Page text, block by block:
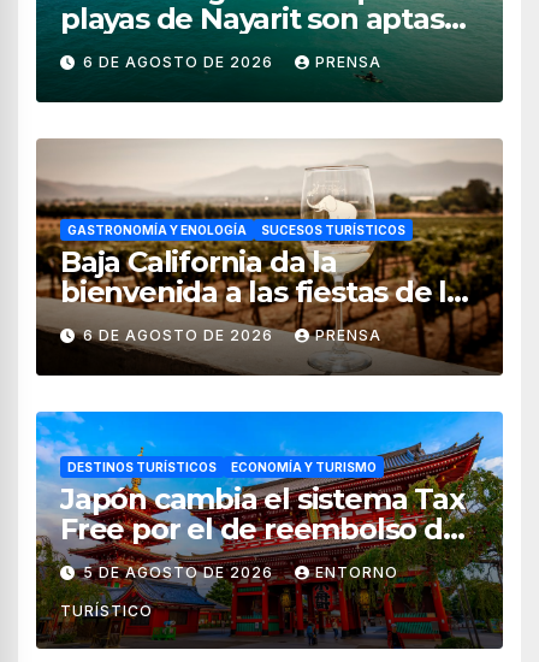
playas de Nayarit son aptas
para uso recreativo
6 DE AGOSTO DE 2026 PRENSA
GASTRONOMÍA Y ENOLOGÍA SUCESOS TURÍSTICOS
Baja California da la
bienvenida a las fiestas de la
vendimia 2026
6 DE AGOSTO DE 2026 PRENSA
DESTINOS TURÍSTICOS ECONOMÍA Y TURISMO
Japón cambia el sistema Tax
Free por el de reembolso de
impuestos desde noviembre
de 2026
5 DE AGOSTO DE 2026 ENTORNO
TURÍSTICO